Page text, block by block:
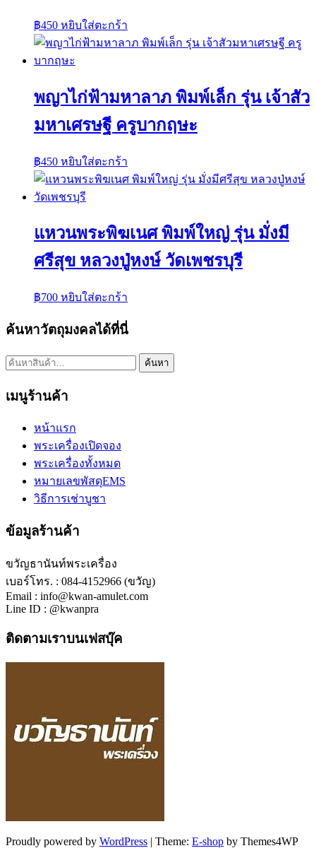
฿450 หยิบใส่ตะกร้า
พญาไก่ฟ้ามหาลาภ พิมพ์เล็ก รุ่น เจ้าสัว
มหาเศรษฐี ครูบากฤษะ
฿450 หยิบใส่ตะกร้า
แหวนพระพิฆเนศ พิมพ์ใหญ่ รุ่น มั่งมี
ศรีสุข หลวงปู่หงษ์ วัดเพชรบุรี
฿700 หยิบใส่ตะกร้า
ค้นหาวัตถุมงคลได้ที่นี่
ค้นหา: ค้นหา
เมนูร้านค้า
หน้าแรก
พระเครื่องเปิดจอง
พระเครื่องทั้งหมด
หมายเลขพัสดุEMS
วิธีการเช่าบูชา
ข้อมูลร้านค้า
ขวัญธานันท์พระเครื่อง
เบอร์โทร. : 084-4152966 (ขวัญ)
Email : info@kwan-amulet.com
Line ID : @kwanpra
ติดตามเราบนเฟสบุ๊ค
Proudly powered by WordPress | Theme: E-shop by Themes4WP